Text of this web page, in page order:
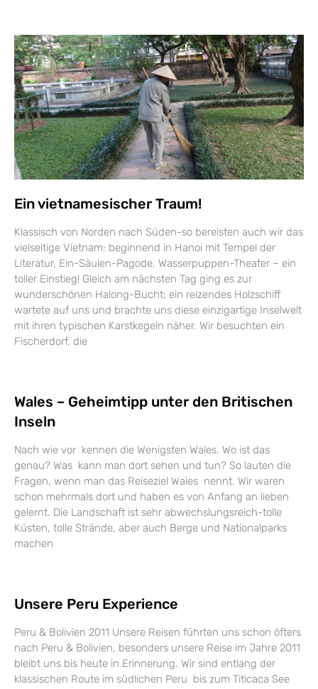
Ein vietnamesischer Traum!
Klassisch von Norden nach Süden-so bereisten auch wir das
vielseitige Vietnam: beginnend in Hanoi mit Tempel der
Literatur, Ein-Säulen-Pagode, Wasserpuppen-Theater – ein
toller Einstieg! Gleich am nächsten Tag ging es zur
wunderschönen Halong-Bucht; ein reizendes Holzschiff
wartete auf uns und brachte uns diese einzigartige Inselwelt
mit ihren typischen Karstkegeln näher. Wir besuchten ein
Fischerdorf, die
Wales – Geheimtipp unter den Britischen
Inseln
Nach wie vor kennen die Wenigsten Wales. Wo ist das
genau? Was kann man dort sehen und tun? So lauten die
Fragen, wenn man das Reiseziel Wales nennt. Wir waren
schon mehrmals dort und haben es von Anfang an lieben
gelernt. Die Landschaft ist sehr abwechslungsreich-tolle
Küsten, tolle Strände, aber auch Berge und Nationalparks
machen
Unsere Peru Experience
Peru & Bolivien 2011 Unsere Reisen führten uns schon öfters
nach Peru & Bolivien, besonders unsere Reise im Jahre 2011
bleibt uns bis heute in Erinnerung. Wir sind entlang der
klassischen Route im südlichen Peru bis zum Titicaca See